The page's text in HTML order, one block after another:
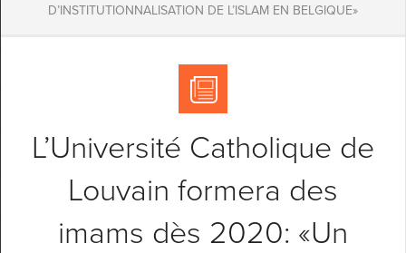
D’INSTITUTIONNALISATION DE L’ISLAM EN BELGIQUE»
L’Université Catholique de
Louvain formera des
imams dès 2020: «Un